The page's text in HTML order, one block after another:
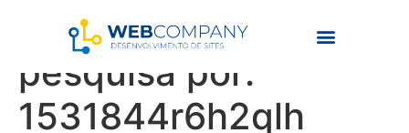
Resultados da
pesquisa por:
1531844r6h2qlh